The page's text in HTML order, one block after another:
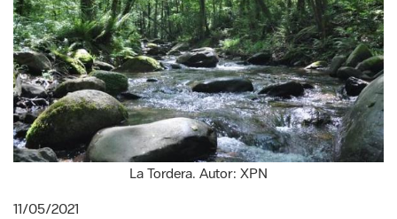
La Tordera. Autor: XPN
11/05/2021
d’entre 18 i 25 anys per participar en el programa 'Joves